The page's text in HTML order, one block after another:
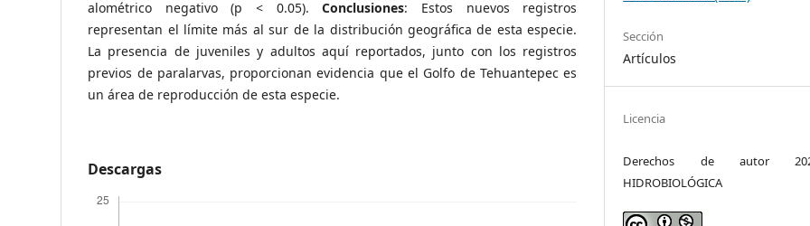
alométrico negativo (p < 0.05).Conclusiones: Estos nuevos registros
representan el límite más al sur de la distribución geográfica de esta especie.
La presencia de juveniles y adultos aquí reportados, junto con los registros
previos de paralarvas, proporcionan evidencia que el Golfo de Tehuantepec es
un área de reproducción de esta especie.
Descargas
Sección
Artículos
Licencia
Derechos de autor
HIDROBIOLÓGICA